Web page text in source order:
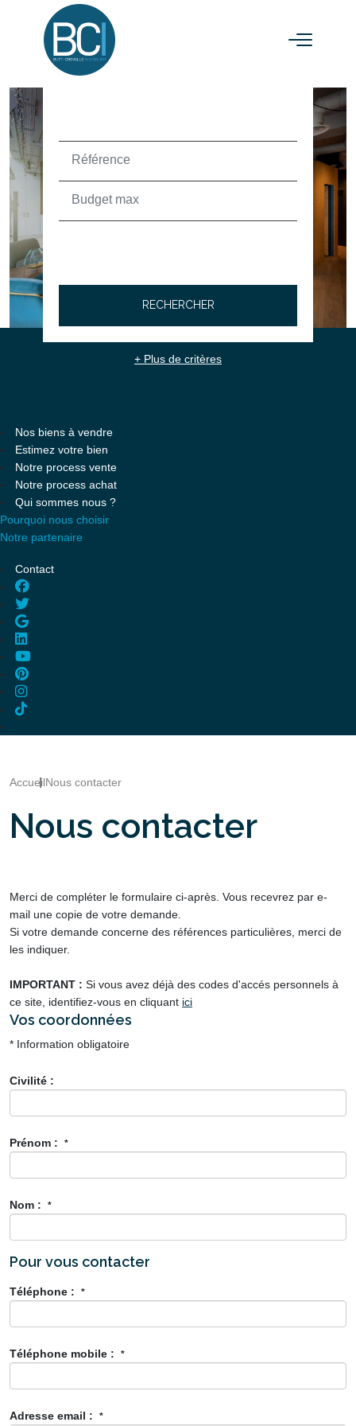
ACHETER
RECHERCHER
+ Plus de critères
Nos biens à vendre
Estimez votre bien
Notre process vente
Notre process achat
Qui sommes nous ?
Pourquoi nous choisir
Notre partenaire
Contact
AccueilNous contacter
Nous contacter
Merci de compléter le formulaire ci-après. Vous recevrez par e-
mail une copie de votre demande.
Si votre demande concerne des références particulières, merci de
les indiquer.
IMPORTANT : Si vous avez déjà des codes d'accés personnels à
ce site, identifiez-vous en cliquant ici
Vos coordonnées
* Information obligatoire
Civilité :
Prénom : *
Nom : *
Pour vous contacter
Téléphone : *
Téléphone mobile : *
Adresse email : *